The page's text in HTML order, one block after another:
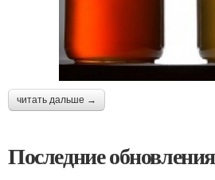
читать дальше →
Последние